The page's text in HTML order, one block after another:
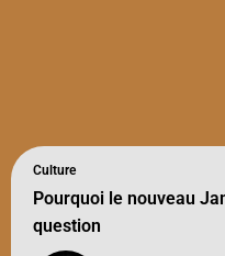
Culture
Pourquoi le nouveau
question